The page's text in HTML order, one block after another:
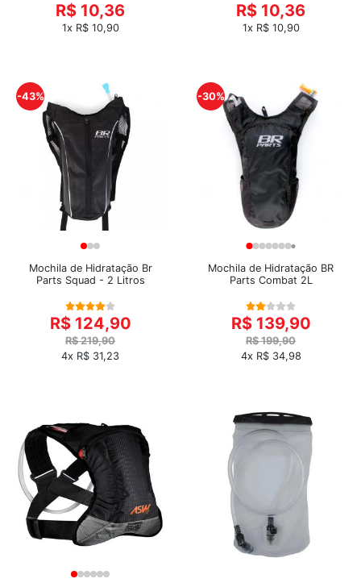
R$ 10,36
1x R$ 10,90
R$ 10,36
1x R$ 10,90
-43%
Mochila de Hidratação Br
Parts Squad - 2 Litros
R$ 124,90
R$ 219,90
4x R$ 31,23
-30%
Mochila de Hidratação BR
Parts Combat 2L
R$ 139,90
R$ 199,90
4x R$ 34,98